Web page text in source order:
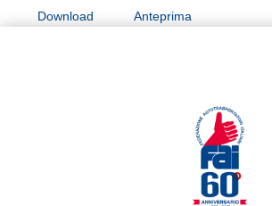
Download Anteprima